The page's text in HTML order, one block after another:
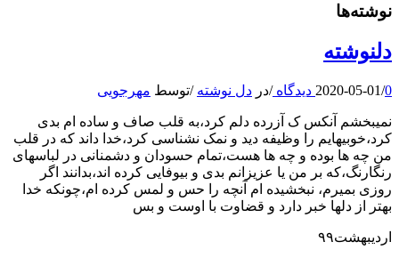
نوشته‌ها
دلنوشته
2020-05-01/0 دیدگاه /در دل نوشته /توسط مهرجویی
نمیبخشم آنکس ک آزرده دلم کرد،به قلب صاف و ساده ام بدی
کرد،خوبیهایم را وظیفه دید و نمک نشناسی کرد،خدا داند که در قلب
من چه ها بوده و چه ها هست،تمام حسودان و دشمنانی در لباسهای
رنگارنگ،که بر من یا عزیزانم بدی و بیوفایی کرده اند،بدانند اگر
روزی بمیرم، نبخشیده ام آنچه را حس و لمس کرده ام،چونکه خدا
بهتر از دلها خبر دارد و قضاوت با اوست و بس
اردیبهشت۹۹